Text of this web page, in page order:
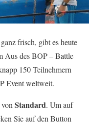
frisch, gibt es heute
Aus des BOP – Battle
150 Teilnehmern
Event weltweit.
Standard. Um auf
Sie auf den Button